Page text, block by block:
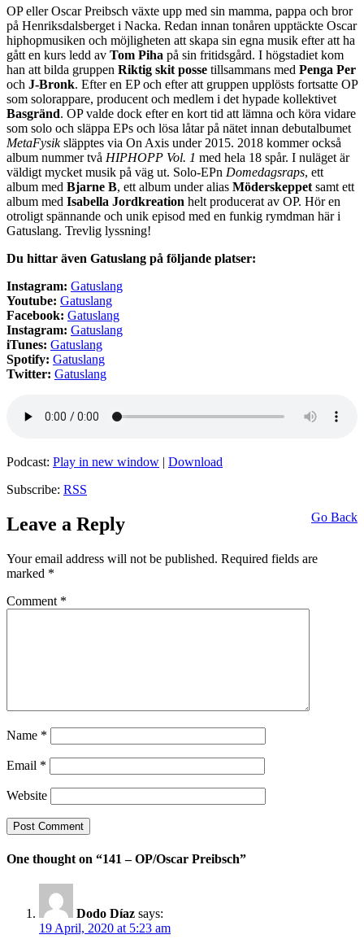
OP eller Oscar Preibsch växte upp med sin mamma, pappa och bror
på Henriksdalsberget i Nacka. Redan innan tonåren upptäckte Oscar
hiphopmusiken och möjligheten att skapa sin egna musik efter att ha
gått en kurs ledd av Tom Piha på sin fritidsgård. I högstadiet kom
han att bilda gruppen Riktig skit posse tillsammans med Penga Per
och J-Bronk. Efter en EP och efter att gruppen upplösts fortsatte OP
som solorappare, producent och medlem i det hypade kollektivet
Basgränd. OP valde dock efter en kort tid att lämna och köra vidare
som solo och släppa EPs och lösa låtar på nätet innan debutalbumet
MetaFysiksläpptes via On Axis under 2015. 2018 kommer också
album nummer två HIPHOPP Vol. 1 med hela 18 spår. I nuläget är
väldigt mycket musik på väg ut. Solo-EPn Domedagsraps, ett
album med Bjarne B, ett album under alias Möderskeppet samt ett
album med Isabella Jordkreation helt producerat av OP. Hör en
otroligt spännande och unik episod med en funkig rymdman här i
Gatuslang. Trevlig lyssning!
Du hittar även Gatuslang på följande platser:
Instagram: Gatuslang
Youtube: Gatuslang
Facebook: Gatuslang
Instagram: Gatuslang
iTunes: Gatuslang
Spotify: Gatuslang
Twitter: Gatuslang
Podcast: Play in new window | Download
Subscribe: RSS
Go Back
Leave a Reply
Your email address will not be published. Required fields are
marked *
Comment *
Name *
Email *
Website
One thought on “141 – OP/Oscar Preibsch”
Dodo Díaz says:
19 April, 2020 at 5:23 am